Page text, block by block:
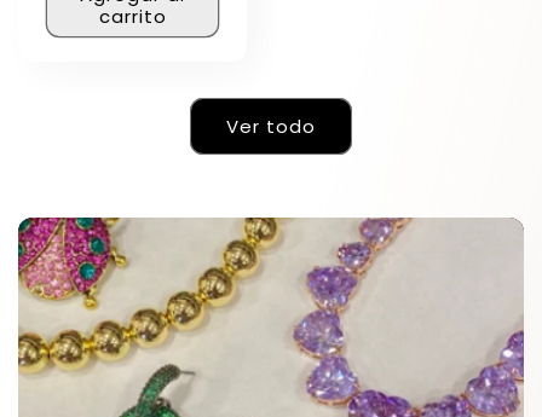
carrito
Ver todo